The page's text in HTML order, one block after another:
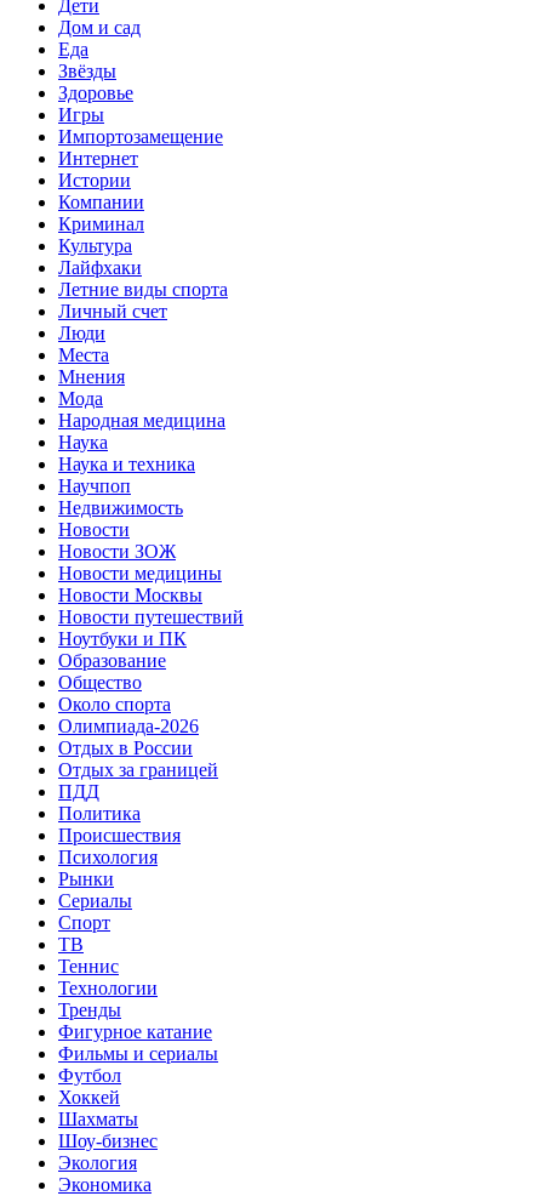
Дети
Дом и сад
Еда
Звёзды
Здоровье
Игры
Импортозамещение
Интернет
Истории
Компании
Криминал
Культура
Лайфхаки
Летние виды спорта
Личный счет
Люди
Места
Мнения
Мода
Народная медицина
Наука
Наука и техника
Научпоп
Недвижимость
Новости
Новости ЗОЖ
Новости медицины
Новости Москвы
Новости путешествий
Ноутбуки и ПК
Образование
Общество
Около спорта
Олимпиада-2026
Отдых в России
Отдых за границей
ПДД
Политика
Происшествия
Психология
Рынки
Сериалы
Спорт
ТВ
Теннис
Технологии
Тренды
Фигурное катание
Фильмы и сериалы
Футбол
Хоккей
Шахматы
Шоу-бизнес
Экология
Экономика